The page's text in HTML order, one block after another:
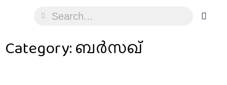
Category: ബർസഖ്